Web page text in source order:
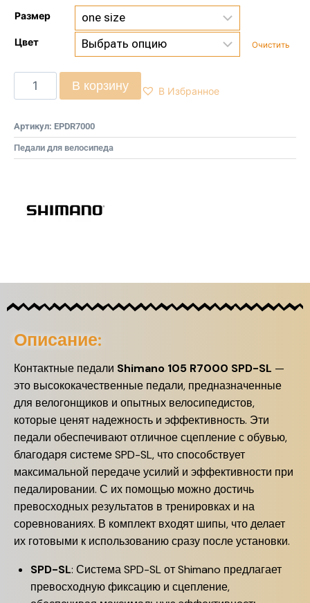
Размер
Цвет Очистить
В корзину В Избранное
Артикул: EPDR7000
Педали для велосипеда
Описание:
Контактные педали Shimano 105 R7000 SPD-SL —
это высококачественные педали, предназначенные
для велогонщиков и опытных велосипедистов,
которые ценят надежность и эффективность. Эти
педали обеспечивают отличное сцепление с обувью,
благодаря системе SPD-SL, что способствует
максимальной передаче усилий и эффективности при
педалировании. С их помощью можно достичь
превосходных результатов в тренировках и на
соревнованиях. В комплект входят шипы, что делает
их готовыми к использованию сразу после установки.
SPD-SL: Система SPD-SL от Shimano предлагает
превосходную фиксацию и сцепление,